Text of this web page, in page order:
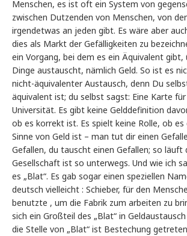
Menschen, es ist oft ein System von
zwischen Dutzenden von Menschen, von
irgendetwas an jeden gibt. Es wäre aber
dies als Markt der Gefälligkeiten zu
ein Vorgang, bei dem es ein Äquivalent gibt,
Dinge austauscht, nämlich Geld. So ist es
nicht-äquivalenter Austausch, denn Du
äquivalent ist; du selbst sagst: Eine Karte
Universität. Es gibt keine Gelddefinition
ob es korrekt ist. Es spielt keine Rolle, ob
Sinne von Geld ist – man tut dir einen
Gefallen, du tauscht einen Gefallen; so läuft
Gesellschaft ist so unterwegs. Und wie ich
es „Blat“. Es gab sogar einen speziellen
deutsch vielleicht : Schieber, für den
benutzte , um die Fabrik zum arbeiten zu
sich ein Großteil des „Blat“ in
die Stelle von „Blat“ ist Bestechung